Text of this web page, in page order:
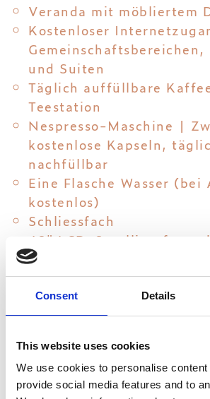
Consent Details
This website uses cookies
We use cookies to personalise
provide social media features and to
Veranda mit möbliertem
Kostenloser
Gemeinschaftsbereichen,
und Suiten
Täglich auffüllbare
Teestation
Nespresso-Maschine |
kostenlose Kapseln,
nachfüllbar
Eine Flasche Wasser (bei
kostenlos)
Schliessfach
42" LCD-
En suite Badezimmer mit
Dusche
Badutensilien |
Strandtücher
Individuelle Klimatisierung
Mini-Kühlschrank
Kostenlose 15-minütige